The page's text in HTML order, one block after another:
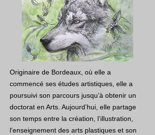
Originaire de Bordeaux, où elle a
commencé ses études artistiques, elle a
poursuivi son parcours jusqu’à obtenir un
doctorat en Arts. Aujourd’hui, elle partage
son temps entre la création, l’illustration,
l’enseignement des arts plastiques et son